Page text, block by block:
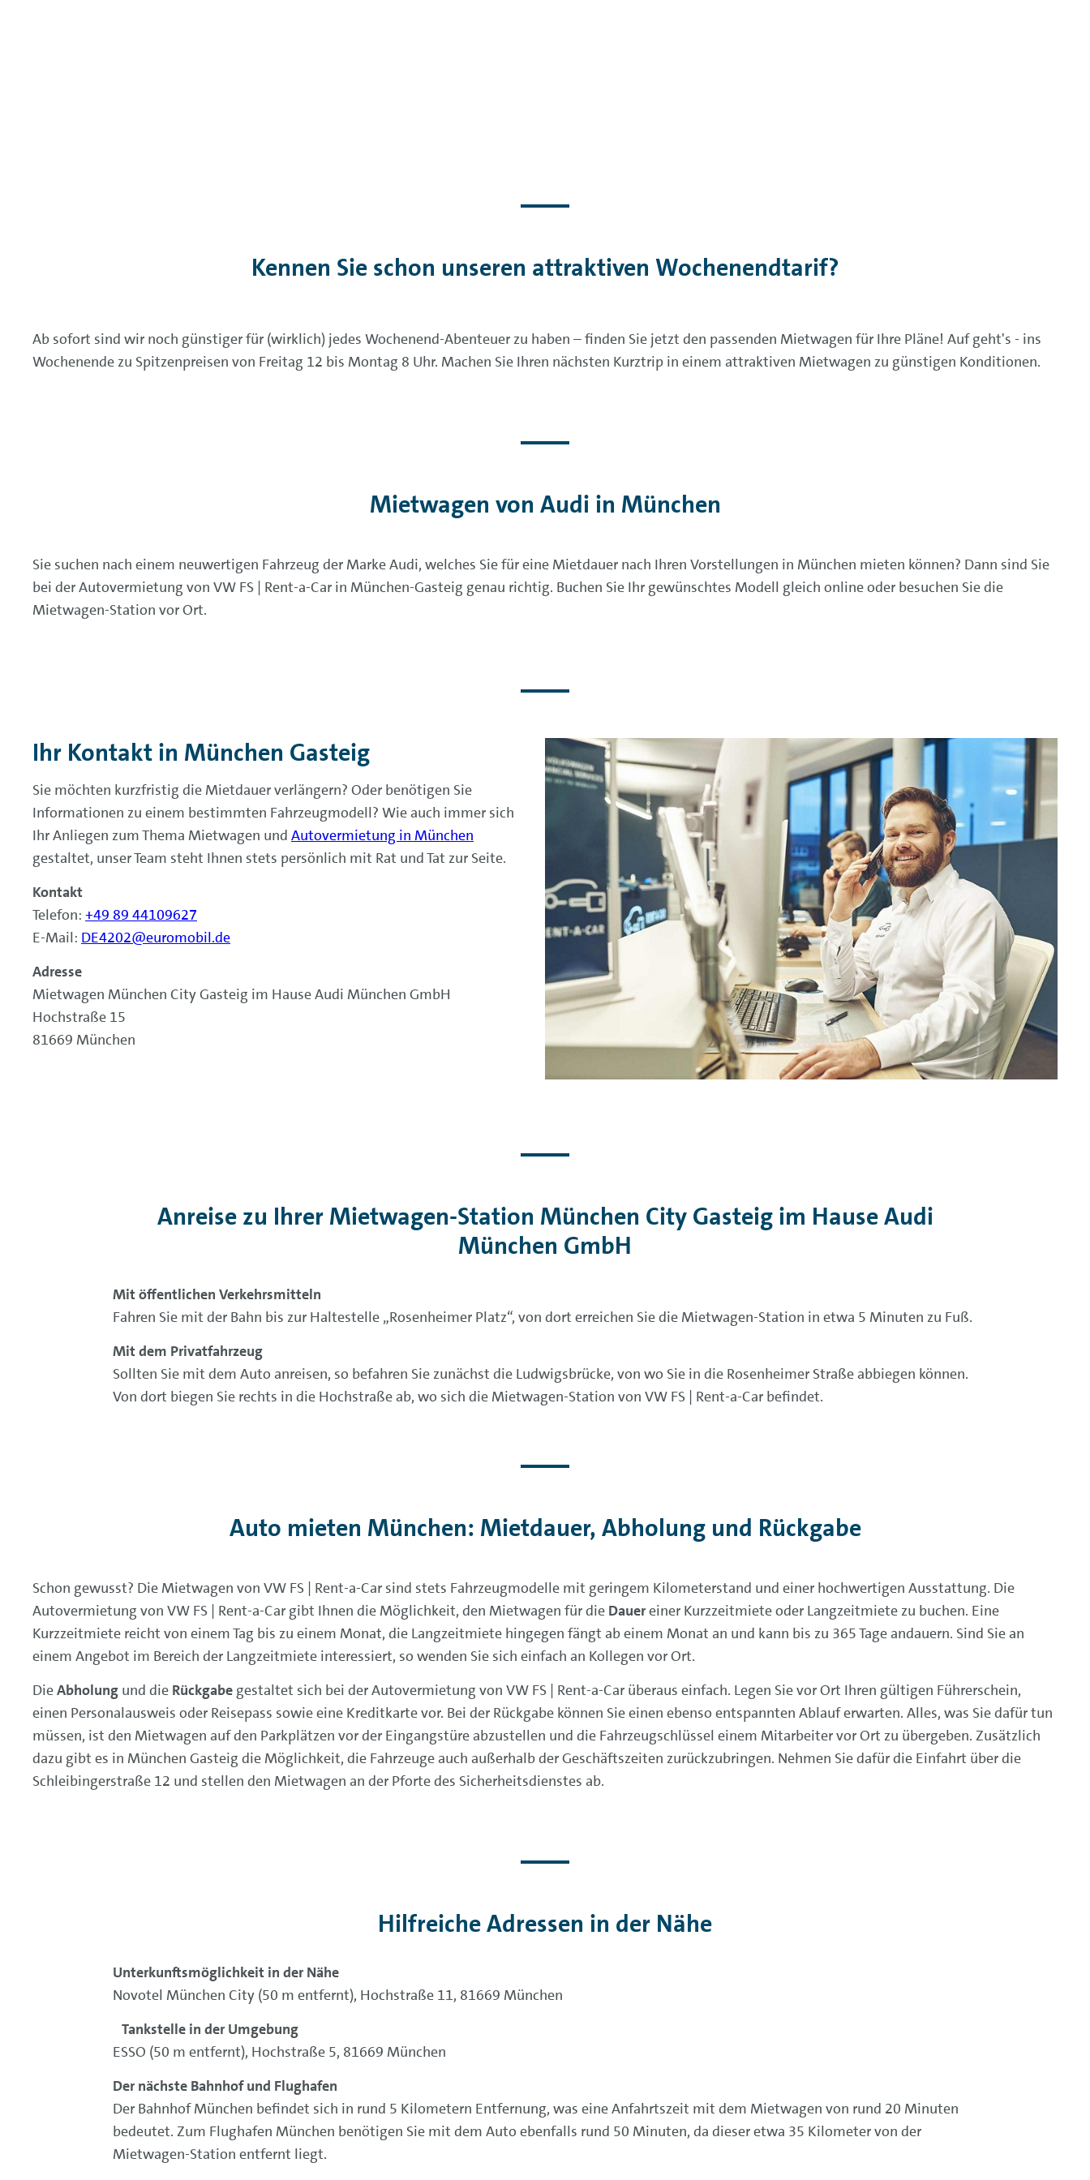
Kennen Sie schon unseren attraktiven Wochenendtarif?
Ab sofort sind wir noch günstiger für (wirklich) jedes Wochenend-Abenteuer zu haben – finden Sie jetzt den passenden Mietwagen für Ihre Pläne! Auf geht's - ins
Wochenende zu Spitzenpreisen von Freitag 12 bis Montag 8 Uhr. Machen Sie Ihren nächsten Kurztrip in einem attraktiven Mietwagen zu günstigen Konditionen.
Mietwagen von Audi in München
Sie suchen nach einem neuwertigen Fahrzeug der Marke Audi, welches Sie für eine Mietdauer nach Ihren Vorstellungen in München mieten können? Dann sind Sie
bei der Autovermietung von VW FS | Rent-a-Car in München-Gasteig genau richtig. Buchen Sie Ihr gewünschtes Modell gleich online oder besuchen Sie die
Mietwagen-Station vor Ort.
Ihr Kontakt in München Gasteig
Sie möchten kurzfristig die Mietdauer verlängern? Oder benötigen Sie
Informationen zu einem bestimmten Fahrzeugmodell? Wie auch immer sich
Ihr Anliegen zum Thema Mietwagen und Autovermietung in München
gestaltet, unser Team steht Ihnen stets persönlich mit Rat und Tat zur Seite.
Kontakt
Telefon: +49 89 44109627
E-Mail: DE4202@euromobil.de
Adresse
Mietwagen München City Gasteig im Hause Audi München GmbH
Hochstraße 15
81669 München
Anreise zu Ihrer Mietwagen-Station München City Gasteig im Hause Audi
München GmbH
Mit öffentlichen Verkehrsmitteln
Fahren Sie mit der Bahn bis zur Haltestelle „Rosenheimer Platz“, von dort erreichen Sie die Mietwagen-Station in etwa 5 Minuten zu Fuß.
Mit dem Privatfahrzeug
Sollten Sie mit dem Auto anreisen, so befahren Sie zunächst die Ludwigsbrücke, von wo Sie in die Rosenheimer Straße abbiegen können.
Von dort biegen Sie rechts in die Hochstraße ab, wo sich die Mietwagen-Station von VW FS | Rent-a-Car befindet.
Auto mieten München: Mietdauer, Abholung und Rückgabe
Schon gewusst? Die Mietwagen von VW FS | Rent-a-Car sind stets Fahrzeugmodelle mit geringem Kilometerstand und einer hochwertigen Ausstattung. Die
Autovermietung von VW FS | Rent-a-Car gibt Ihnen die Möglichkeit, den Mietwagen für die Dauereiner Kurzzeitmiete oder Langzeitmiete zu buchen. Eine
Kurzzeitmiete reicht von einem Tag bis zu einem Monat, die Langzeitmiete hingegen fängt ab einem Monat an und kann bis zu 365 Tage andauern. Sind Sie an
einem Angebot im Bereich der Langzeitmiete interessiert, so wenden Sie sich einfach an Kollegen vor Ort.
DieAbholung und die Rückgabe gestaltet sich bei der Autovermietung von VW FS | Rent-a-Car überaus einfach. Legen Sie vor Ort Ihren gültigen Führerschein,
einen Personalausweis oder Reisepass sowie eine Kreditkarte vor. Bei der Rückgabe können Sie einen ebenso entspannten Ablauf erwarten. Alles, was Sie dafür tun
müssen, ist den Mietwagen auf den Parkplätzen vor der Eingangstüre abzustellen und die Fahrzeugschlüssel einem Mitarbeiter vor Ort zu übergeben. Zusätzlich
dazu gibt es in München Gasteig die Möglichkeit, die Fahrzeuge auch außerhalb der Geschäftszeiten zurückzubringen. Nehmen Sie dafür die Einfahrt über die
Schleibingerstraße 12 und stellen den Mietwagen an der Pforte des Sicherheitsdienstes ab.
Hilfreiche Adressen in der Nähe
Unterkunftsmöglichkeit in der Nähe
Novotel München City (50 m entfernt), Hochstraße 11, 81669 München
Tankstelle in der Umgebung
ESSO (50 m entfernt), Hochstraße 5, 81669 München
Der nächste Bahnhof und Flughafen
Der Bahnhof München befindet sich in rund 5 Kilometern Entfernung, was eine Anfahrtszeit mit dem Mietwagen von rund 20 Minuten
bedeutet. Zum Flughafen München benötigen Sie mit dem Auto ebenfalls rund 50 Minuten, da dieser etwa 35 Kilometer von der
Mietwagen-Station entfernt liegt.